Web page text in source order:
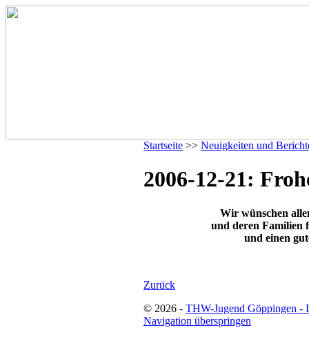
Startseite >> Neuigkeiten und
2006-12-21:
Wir wünschen
und deren Familien
und einen
Zurück
© 2026 - THW-Jugend Göppingen -
Navigation überspringen